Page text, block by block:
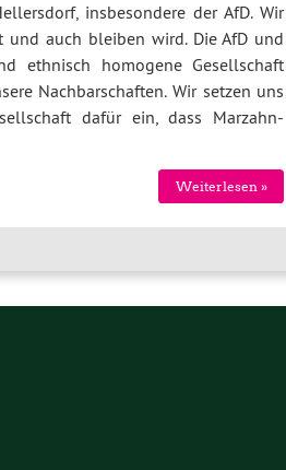
insbesondere der AfD. Wir
auch bleiben wird. Die AfD und
ethnisch homogene Gesellschaft
Nachbarschaften. Wir setzen uns
dafür ein, dass Marzahn-
Weiterlesen »